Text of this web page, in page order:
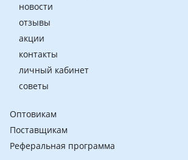
новости
отзывы
акции
контакты
личный кабинет
советы
Оптовикам
Поставщикам
Реферальная программа